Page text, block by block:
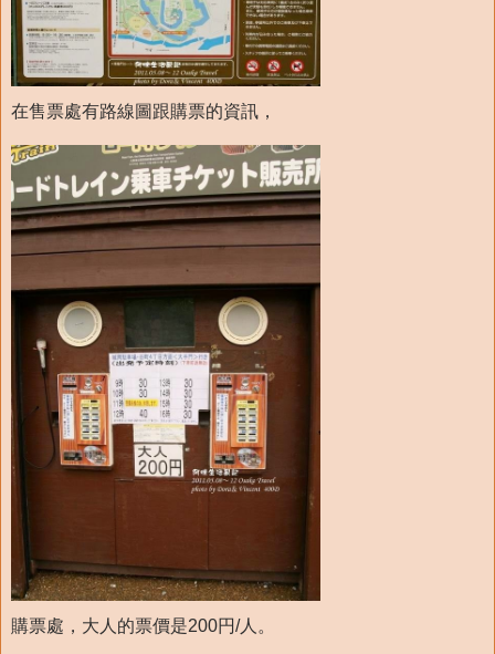
在售票處有路線圖跟購票的資訊，
購票處，大人的票價是200円/人。